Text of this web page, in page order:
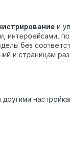
и
интерфейсами,
без
и страницам